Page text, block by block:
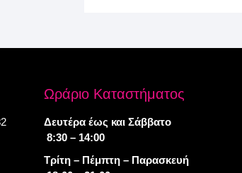
Ωράριο Καταστήματος
Δευτέρα έως και Σάββατο
8:30 – 14:00
Τρίτη – Πέμπτη – Παρασκευή